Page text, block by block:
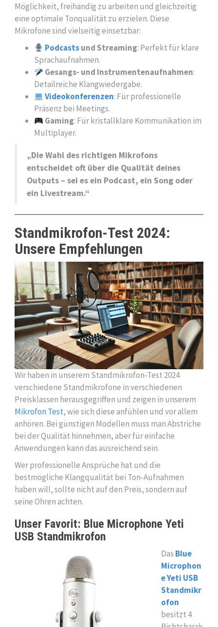
Möglichkeit, freihändig zu arbeiten und gleichzeitig
eine optimale Tonqualität zu erzielen. Diese
Mikrofone sind vielseitig einsetzbar:
Podcastsund Streaming: Perfekt für klare
Sprachaufnahmen.
Gesangs- und Instrumentenaufnahmen:
Detailreiche Klangwiedergabe.
Videokonferenzen: Für professionelle
Präsenz bei Meetings.
Gaming: Für kristallklare Kommunikation im
Multiplayer.
„Die Wahl des richtigen Mikrofons
entscheidet oft über die Qualität deines
Outputs – sei es ein Podcast, ein Song oder
ein Livestream.“
Standmikrofon-Test 2024:
Unsere Empfehlungen
Wir haben in unserem Standmikrofon-Test 2024
verschiedene Standmikrofone in verschiedenen
Preisklassen herausgegriffen und zeigen in unserem
Mikrofon Test, wie sich diese anfühlen und vor allem
anhören. Bei günstigen Modellen muss man Abstriche
bei der Qualität hinnehmen, aber für einfache
Anwendungen kann das ausreichend sein.
Wer professionelle Ansprüche hat und die
bestmögliche Klangqualität bei Ton-Aufnahmen
haben will, sollte nicht auf den Preis, sondern auf
seine Ohren achten.
Unser Favorit: Blue Microphone Yeti
USB Standmikrofon
Das Blue
Microphon
e Yeti USB
Standmikr
ofon
besitzt 4